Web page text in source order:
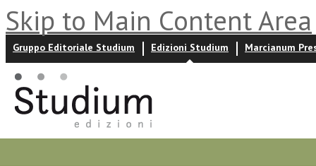
Skip to Main Content Area
Gruppo Editoriale Studium Edizioni Studium Marcianum